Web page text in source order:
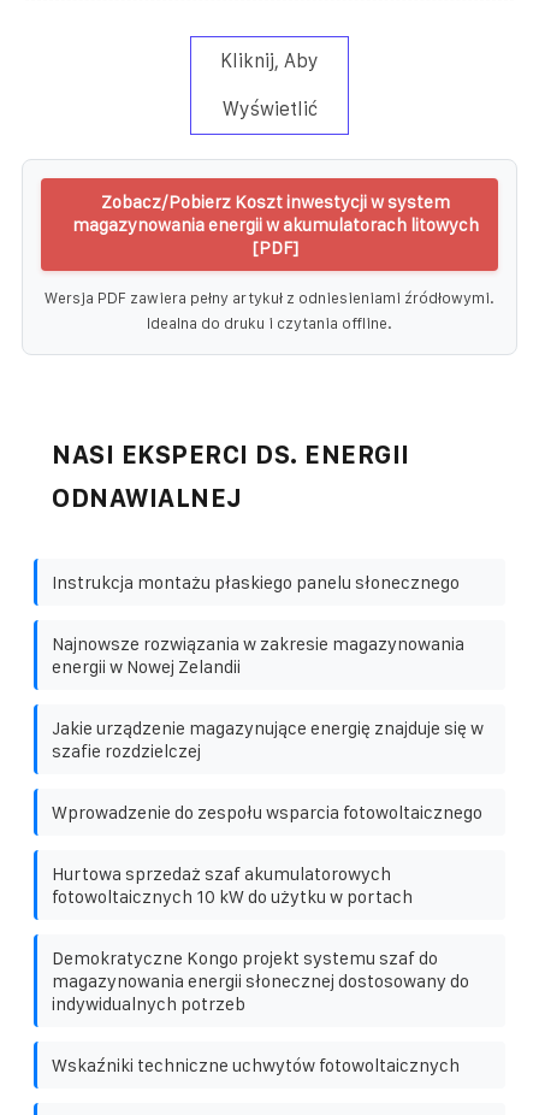
Kliknij, Aby
Wyświetlić
Zobacz/Pobierz Koszt inwestycji w system
magazynowania energii w akumulatorach litowych
[PDF]
Wersja PDF zawiera pełny artykuł z odniesieniami źródłowymi.
Idealna do druku i czytania offline.
NASI EKSPERCI DS. ENERGII
ODNAWIALNEJ
Instrukcja montażu płaskiego panelu słonecznego
Najnowsze rozwiązania w zakresie magazynowania
energii w Nowej Zelandii
Jakie urządzenie magazynujące energię znajduje się w
szafie rozdzielczej
Wprowadzenie do zespołu wsparcia fotowoltaicznego
Hurtowa sprzedaż szaf akumulatorowych
fotowoltaicznych 10 kW do użytku w portach
Demokratyczne Kongo projekt systemu szaf do
magazynowania energii słonecznej dostosowany do
indywidualnych potrzeb
Wskaźniki techniczne uchwytów fotowoltaicznych